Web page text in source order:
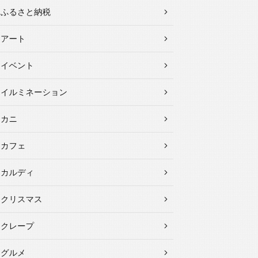
ふるさと納税
アート
イベント
イルミネーション
カニ
カフェ
カルディ
クリスマス
クレープ
グルメ